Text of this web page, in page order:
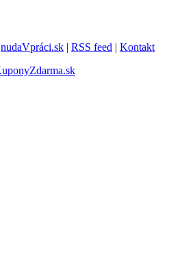
nudaVpráci.sk | RSS feed | Kontakt